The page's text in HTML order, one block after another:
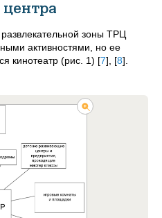
центра
зоны ТРЦ
активностями, но ее
кинотеатр (рис. 1) [7] [8]